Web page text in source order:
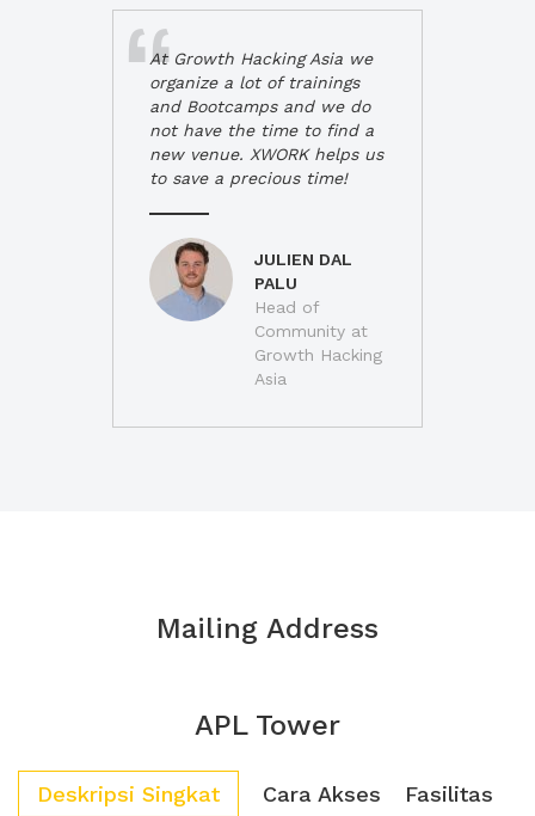
At Growth Hacking Asia we
organize a lot of trainings
and Bootcamps and we do
not have the time to find a
new venue. XWORK helps us
to save a precious time!
JULIEN DAL
PALU
Head of
Community at
Growth Hacking
Asia
Mailing Address
APL Tower
Deskripsi Singkat Cara Akses Fasilitas